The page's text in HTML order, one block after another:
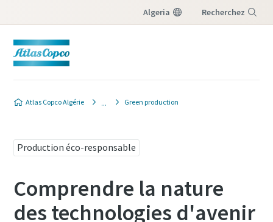
Algeria Recherchez
Atlas Copco Algérie Green production
Production éco-responsable
Comprendre la nature
des technologies d'avenir